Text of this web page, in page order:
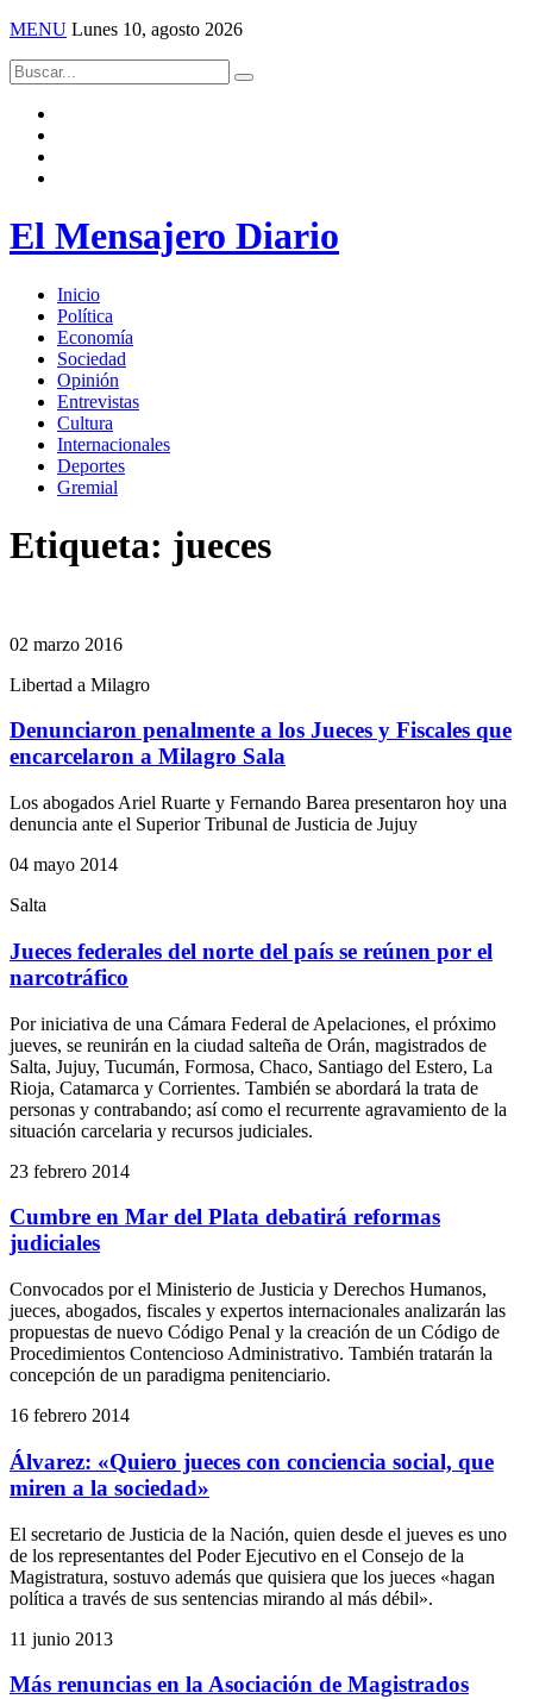
MENU Lunes 10, agosto 2026
El Mensajero Diario
Inicio
Política
Economía
Sociedad
Opinión
Entrevistas
Cultura
Internacionales
Deportes
Gremial
Etiqueta: jueces
02 marzo 2016
Libertad a Milagro
Denunciaron penalmente a los Jueces y Fiscales que
encarcelaron a Milagro Sala
Los abogados Ariel Ruarte y Fernando Barea presentaron hoy una
denuncia ante el Superior Tribunal de Justicia de Jujuy
04 mayo 2014
Salta
Jueces federales del norte del país se reúnen por el
narcotráfico
Por iniciativa de una Cámara Federal de Apelaciones, el próximo
jueves, se reunirán en la ciudad salteña de Orán, magistrados de
Salta, Jujuy, Tucumán, Formosa, Chaco, Santiago del Estero, La
Rioja, Catamarca y Corrientes. También se abordará la trata de
personas y contrabando; así como el recurrente agravamiento de la
situación carcelaria y recursos judiciales.
23 febrero 2014
Cumbre en Mar del Plata debatirá reformas
judiciales
Convocados por el Ministerio de Justicia y Derechos Humanos,
jueces, abogados, fiscales y expertos internacionales analizarán las
propuestas de nuevo Código Penal y la creación de un Código de
Procedimientos Contencioso Administrativo. También tratarán la
concepción de un paradigma penitenciario.
16 febrero 2014
Álvarez: «Quiero jueces con conciencia social, que
miren a la sociedad»
El secretario de Justicia de la Nación, quien desde el jueves es uno
de los representantes del Poder Ejecutivo en el Consejo de la
Magistratura, sostuvo además que quisiera que los jueces «hagan
política a través de sus sentencias mirando al más débil».
11 junio 2013
Más renuncias en la Asociación de Magistrados